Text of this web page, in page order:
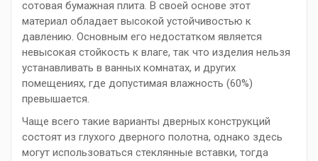
сотовая бумажная плита. В своей основе этот
материал обладает высокой устойчивостью к
давлению. Основным его недостатком является
невысокая стойкость к влаге, так что изделия нельзя
устанавливать в ванных комнатах, и других
помещениях, где допустимая влажность (60%)
превышается.
Чаще всего такие варианты дверных конструкций
состоят из глухого дверного полотна, однако здесь
могут использоваться стеклянные вставки, тогда